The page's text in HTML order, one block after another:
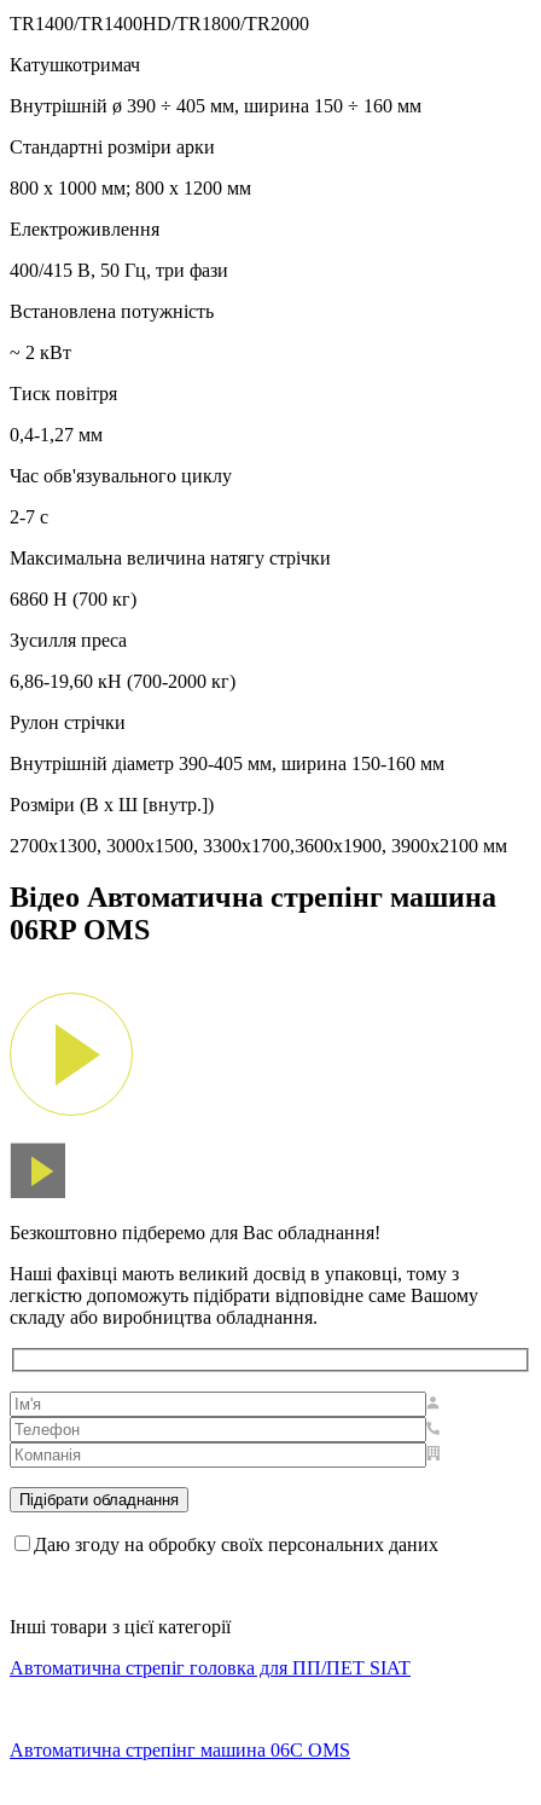
TR1400/TR1400HD/TR1800/TR2000
Катушкотримач
Внутрішній ø 390 ÷ 405 мм, ширина 150 ÷ 160 мм
Стандартні розміри арки
800 х 1000 мм; 800 x 1200 мм
Електроживлення
400/415 В, 50 Гц, три фази
Встановлена потужність
~ 2 кВт
Тиск повітря
0,4-1,27 мм
Час обв'язувального циклу
2-7 с
Максимальна величина натягу стрічки
6860 Н (700 кг)
Зусилля преса
6,86-19,60 кН (700-2000 кг)
Рулон стрічки
Внутрішній діаметр 390-405 мм, ширина 150-160 мм
Розміри (В х Ш [внутр.])
2700х1300, 3000х1500, 3300х1700,3600х1900, 3900х2100 мм
Відео Автоматична стрепінг машина
06RP OMS
Безкоштовно підберемо для Вас обладнання!
Наші фахівці мають великий досвід в упаковці, тому з
легкістю допоможуть підібрати відповідне саме Вашому
складу або виробництва обладнання.
Даю згоду на обробку своїх персональних даних
Інші товари з цієї категорії
Автоматична стрепіг головка для ПП/ПЕТ SIAT
Автоматична стрепінг машина 06C OMS